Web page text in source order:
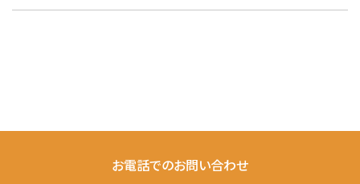
お電話でのお問い合わせ